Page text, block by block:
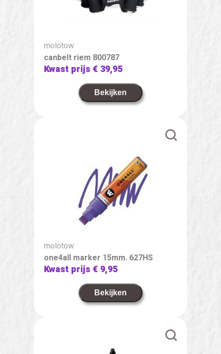
molotow
canbelt riem 800787
Kwast prijs€ 39,95
Bekijken
molotow
one4all marker 15mm. 627HS
Kwast prijs€ 9,95
Bekijken